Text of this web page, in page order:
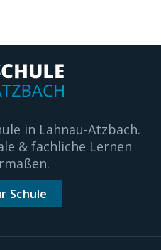
in Lahnau-Atzbach.
& fachliche Lernen
Schule